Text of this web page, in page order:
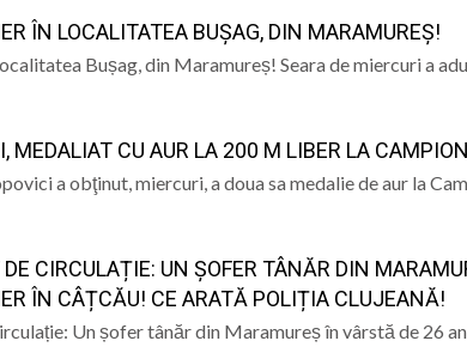
ÎN LOCALITATEA BUȘAG, DIN MARAMUREȘ!
Bușag, din Maramureș! Seara de miercuri a
MEDALIAT CU AUR LA 200 M LIBER LA
a obţinut, miercuri, a doua sa medalie de aur la
CIRCULAȚIE: UN ȘOFER TÂNĂR DIN
ÎN CÂȚCĂU! CE ARATĂ POLIȚIA CLUJEANĂ!
Un șofer tânăr din Maramureș în vârstă de 26